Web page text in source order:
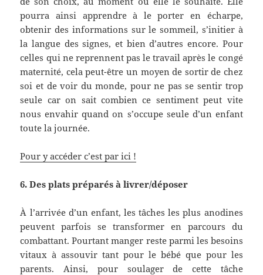
pourra ainsi apprendre à le porter en écharpe,
obtenir des informations sur le sommeil, s’initier à
la langue des signes, et bien d’autres encore. Pour
celles qui ne reprennent pas le travail après le congé
maternité, cela peut-être un moyen de sortir de chez
soi et de voir du monde, pour ne pas se sentir trop
seule car on sait combien ce sentiment peut vite
nous envahir quand on s’occupe seule d’un enfant
toute la journée.
Pour y accéder c’est par ici !
6. Des plats préparés à livrer/déposer
À l’arrivée d’un enfant, les tâches les plus anodines
peuvent parfois se transformer en parcours du
combattant. Pourtant manger reste parmi les besoins
vitaux à assouvir tant pour le bébé que pour les
parents. Ainsi, pour soulager de cette tâche